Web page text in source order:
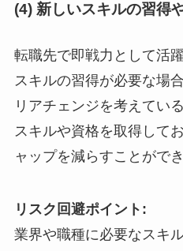
(4) 新しいスキルの習得
転職先で即戦力として活
スキルの習得が必要な場
リアチェンジを考えてい
スキルや資格を取得して
ャップを減らすことができ
リスク回避ポイント:
業界や職種に必要なスキ